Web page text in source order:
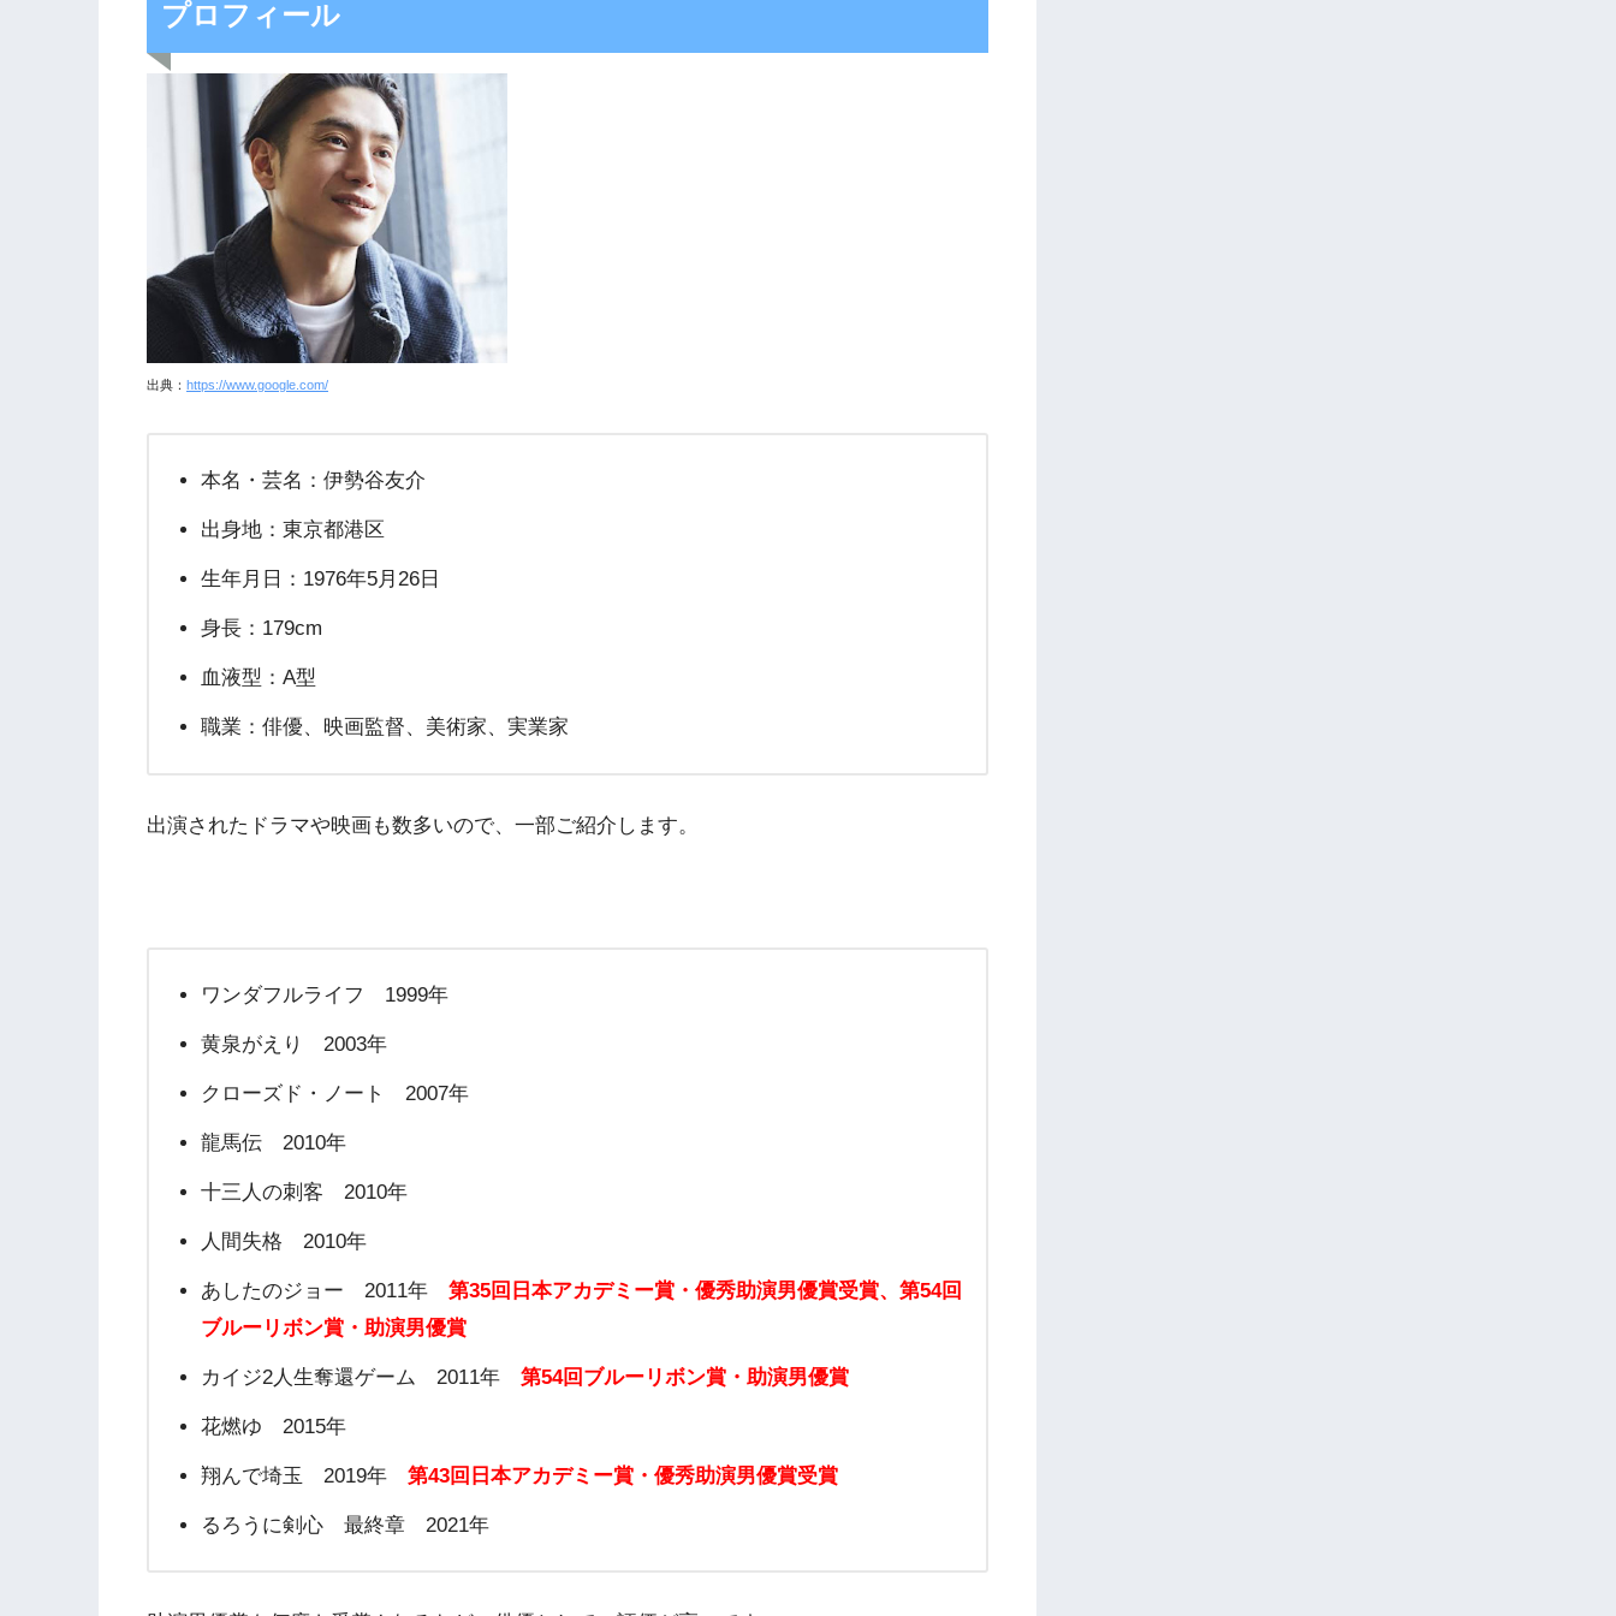
プロフィール
出典： https://www.google.com/
本名・芸名：伊勢谷友介
出身地：東京都港区
生年月日：1976年5月26日
身長：179cm
血液型：A型
職業：俳優、映画監督、美術家、実業家
出演されたドラマや映画も数多いので、一部ご紹介します。
ワンダフルライフ 1999年
黄泉がえり 2003年
クローズド・ノート 2007年
龍馬伝 2010年
十三人の刺客 2010年
人間失格 2010年
あしたのジョー 2011年 第35回日本アカデミー賞・優秀助演男優賞受賞、第54回
ブルーリボン賞・助演男優賞
カイジ2人生奪還ゲーム 2011年 第54回ブルーリボン賞・助演男優賞
花燃ゆ 2015年
翔んで埼玉 2019年 第43回日本アカデミー賞・優秀助演男優賞受賞
るろうに剣心 最終章 2021年